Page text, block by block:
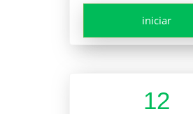
iniciar
12